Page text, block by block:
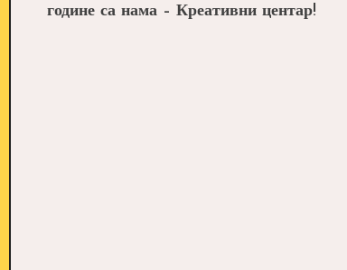
године са нама – Креативни центар!